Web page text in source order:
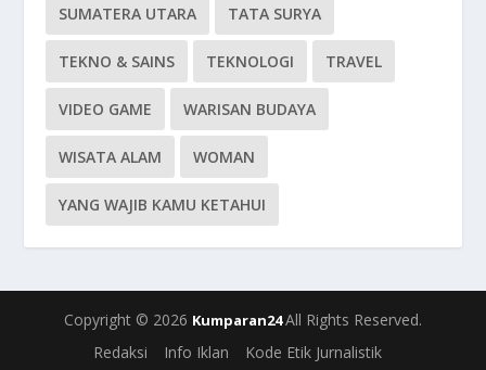
SUMATERA UTARA TATA SURYA
TEKNO & SAINS TEKNOLOGI TRAVEL
VIDEO GAME WARISAN BUDAYA
WISATA ALAM WOMAN
YANG WAJIB KAMU KETAHUI
Copyright © 2026 Kumparan24All Rights Reserved.
Redaksi
Info Iklan
Kode Etik Jurnalistik